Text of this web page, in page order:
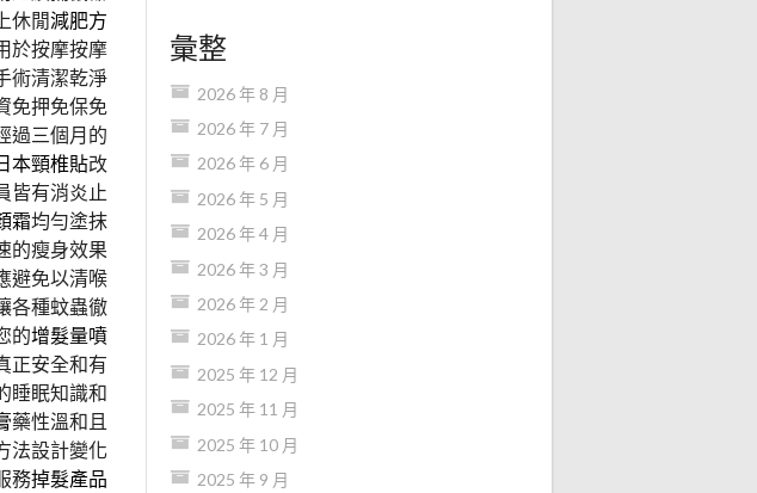
休閒減肥方
於按摩按摩
術清潔乾淨
免押免保免
過三個月的
本頸椎貼改
皆有消炎止
霜均勻塗抹
的瘦身效果
避免以清喉
各種蚊蟲徹
的增髮量噴
正安全和有
睡眠知識和
藥性溫和且
法設計變化
務掉髮產品
彙整
2026 年 8 月
2026 年 7 月
2026 年 6 月
2026 年 5 月
2026 年 4 月
2026 年 3 月
2026 年 2 月
2026 年 1 月
2025 年 12 月
2025 年 11 月
2025 年 10 月
2025 年 9 月